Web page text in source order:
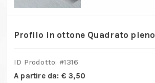
Profilo in ottone Quadrato pieno
ID Prodotto: #1316
A partire da: € 3,50